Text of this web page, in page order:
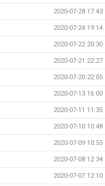
2020-07-28 17:43
2020-07-24 19:14
2020-07-22 20:30
2020-07-21 22:27
2020-07-20 22:05
2020-07-13 16:00
2020-07-11 11:35
2020-07-10 10:48
2020-07-09 10:55
2020-07-08 12:34
2020-07-07 12:10